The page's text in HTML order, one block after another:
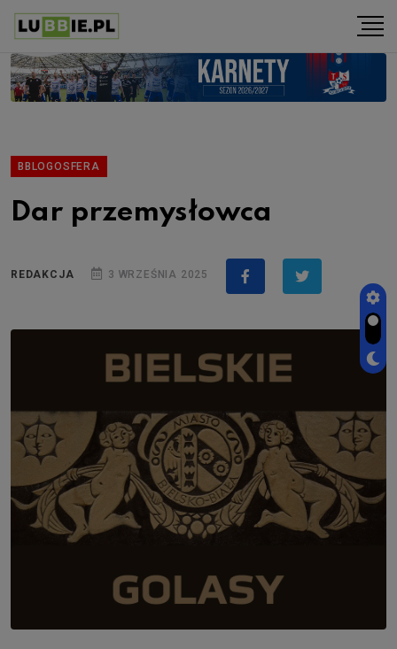
BBLOGOSFERA
Dar przemysłowca
REDAKCJA 3 WRZEŚNIA 2025